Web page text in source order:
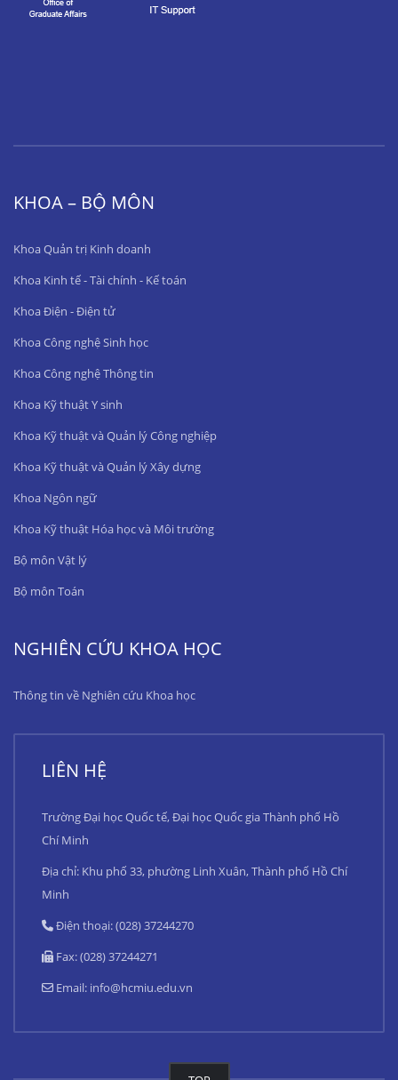
KHOA – BỘ MÔN
Khoa Quản trị Kinh doanh
Khoa Kinh tế - Tài chính - Kế toán
Khoa Điện - Điện tử
Khoa Công nghệ Sinh học
Khoa Công nghệ Thông tin
Khoa Kỹ thuật Y sinh
Khoa Kỹ thuật và Quản lý Công nghiệp
Khoa Kỹ thuật và Quản lý Xây dựng
Khoa Ngôn ngữ
Khoa Kỹ thuật Hóa học và Môi trường
Bộ môn Vật lý
Bộ môn Toán
NGHIÊN CỨU KHOA HỌC
Thông tin về Nghiên cứu Khoa học
LIÊN HỆ
Trường Đại học Quốc tế, Đại học Quốc gia Thành phố Hồ
Chí Minh
Địa chỉ: Khu phố 33, phường Linh Xuân, Thành phố Hồ Chí
Minh
Điện thoại: (028) 37244270
Fax: (028) 37244271
Email: info@hcmiu.edu.vn